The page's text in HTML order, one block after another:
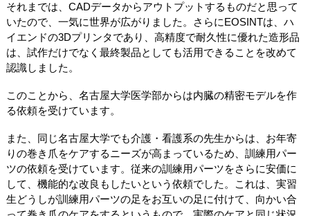
それまでは、CADデータからアウトプットするものだと思って
いたので、一気に世界が広がりました。さらにEOSINTは、ハ
イエンドの3Dプリンタであり、高精度で耐久性に優れた造形品
は、試作だけでなく最終製品としても活用できることを改めて
認識しました。
このことから、名古屋大学医学部からは内臓の精密モデルを作
る依頼を受けています。
また、同じ名古屋大学でも介護・看護系の先生からは、お年寄
りの巻き爪をケアするニーズが高まっているため、訓練用パー
ツの依頼を受けています。従来の訓練用パーツをさらに安価に
して、機能的な改良もしたいという依頼でした。これは、実習
生どうしが訓練用パーツの足をお互いの足に付けて、向かい合